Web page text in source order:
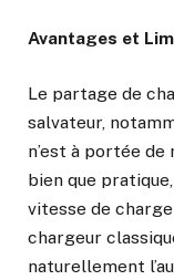
Avantages et
Le partage de
salvateur,
n’est à portée
bien que
vitesse de
chargeur
naturellement